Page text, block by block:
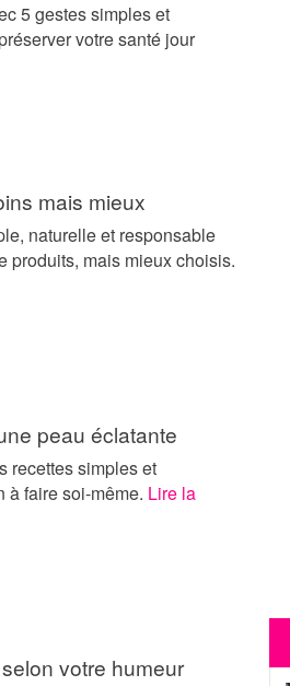
5 gestes simples et
votre santé jour
mais mieux
naturelle et responsable
produits, mais mieux choisis.
peau éclatante
recettes simples et
à faire soi-même. Lire la
votre humeur